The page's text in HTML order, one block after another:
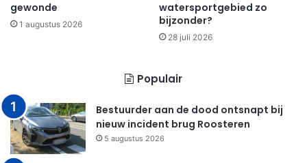
gewonde
1 augustus 2026
watersportgebied zo
bijzonder?
28 juli 2026
Populair
Bestuurder aan de dood ontsnapt bij
nieuw incident brug Roosteren
5 augustus 2026